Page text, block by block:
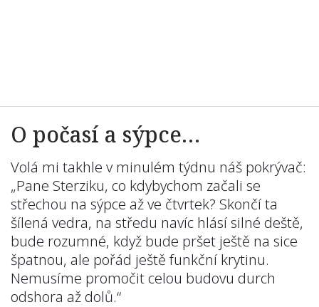
O počasí a sýpce…
Volá mi takhle v minulém týdnu náš pokrývač:
„Pane Sterziku, co kdybychom začali se
střechou na sýpce až ve čtvrtek? Skončí ta
šílená vedra, na středu navíc hlásí silné deště,
bude rozumné, když bude pršet ještě na sice
špatnou, ale pořád ještě funkční krytinu.
Nemusíme promočit celou budovu durch
odshora až dolů.“